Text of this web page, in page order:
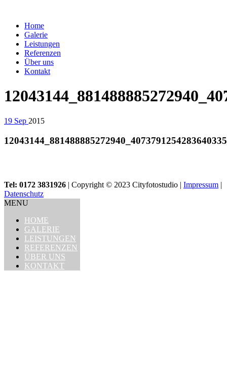
Home
Galerie
Leistungen
Referenzen
Über uns
Kontakt
19 Sep 2015
Tel: 0172 3831926 | Copyright © 2023 Cityfotostudio | Impressum |
Datenschutz
MENU
HOME
GALERIE
LEISTUNGEN
REFERENZEN
ÜBER UNS
KONTAKT